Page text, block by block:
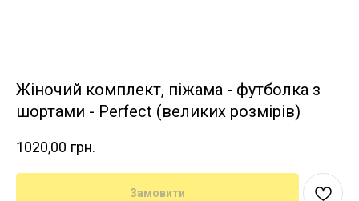
Жіночий комплект, піжама - футболка з
шортами - Perfect (великих розмірів)
1020,00 грн.
Замовити